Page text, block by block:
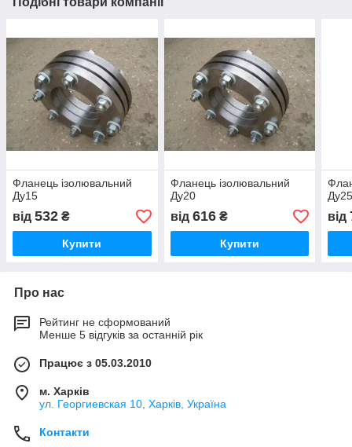
Фланець ізолювальний
Ду15
від 532 ₴
Купити
Фланець ізолювальний
Ду20
від 616₴
Купити
від
Про нас
Рейтинг не сформований
Менше 5 відгуків за останній рік
Працює з 05.03.2010
м. Харків
ул. Георгиевская 10, Харків, Україна
Контакти